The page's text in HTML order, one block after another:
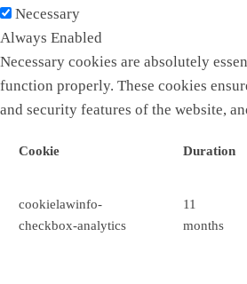
Necessary
Always Enabled
Necessary cookies are absolutely
function properly. These cookies
and security features of the website,
Cookie Duration
cookielawinfo-
checkbox-analytics
11
months